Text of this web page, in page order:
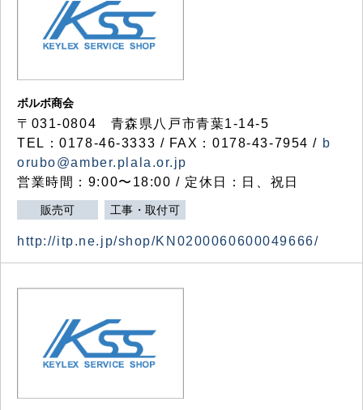
ボルボ商会
〒031-0804 青森県八戸市青葉1-14-5
TEL：0178-46-3333 / FAX：0178-43-7954 / b
orubo@amber.plala.or.jp
営業時間：9:00〜18:00 / 定休日：日、祝日
販売可 工事・取付可
http://itp.ne.jp/shop/KN0200060600049666/